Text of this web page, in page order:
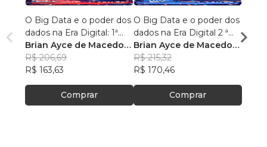
O Big Data e o poder dos
dados na Era Digital: 1ª
Edição.
Brian Ayce de Macedo
Marinho
R$ 206,69
R$ 163,63
Comprar
O Big Data e o poder dos
dados na Era Digital 2 ª
Edição:
Brian Ayce de Macedo
Marinho
R$ 215,32
R$ 170,46
Comprar